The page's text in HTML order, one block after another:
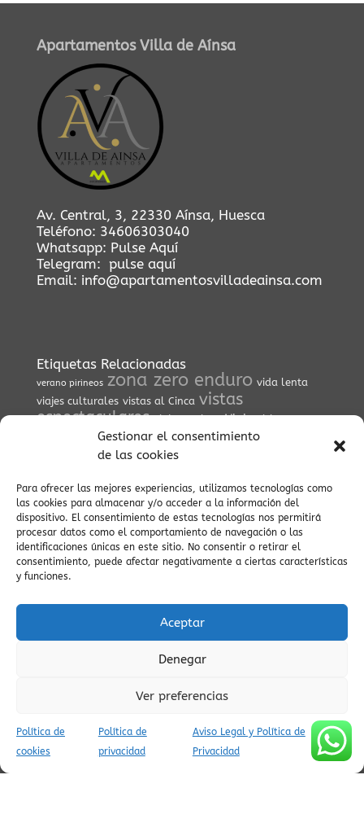
Gestionar el consentimiento
de las cookies
Para ofrecer las mejores experiencias, utilizamos tecnologías como
las cookies para almacenar y/o acceder a la información del
dispositivo. El consentimiento de estas tecnologías nos permitirá
procesar datos como el comportamiento de navegación o las
identificaciones únicas en este sitio. No consentir o retirar el
consentimiento, puede afectar negativamente a ciertas características
y funciones.
Aceptar
Denegar
Ver preferencias
Política de
cookies
Política de
privacidad
Aviso Legal y Política de
Privacidad
Apartamentos Villa de Aínsa
Av. Central, 3, 22330 Aínsa, Huesca
Teléfono: 34606303040
Whatsapp: Pulse Aquí
Telegram: pulse aquí
Email: info@apartamentosvilladeainsa.com
Etiquetas Relacionadas
verano pirineos zona zero enduro vida lenta
viajes culturales vistas al Cinca vistas
espectaculares viajar a ainsa Viaje visitas
vistas del Pirineo viaje en coche
tradicional pirenaica vistas pirineos
valle de pineta visitas guiadas valle de
Vió valle escondido viajes auténticos
viajes con encanto viajes tranquilos viajes conscientes
viajar al pirineo vida cultural en pueblos valle salvaje
Valle del Yaga
zona zero btt
auténtico Vió viaje al Pirineo villa de ainsa zona
viaje al pasado
espiritual valle de Yaga ZEPA villa medieval
AVISO LEGAL Y POLÍTICA DE PRIVACIDAD
POLÍTICA DE COOKIES (UE)